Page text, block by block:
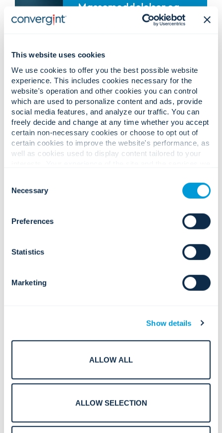
This website uses cookies
We use cookies to offer you the best possible website
experience. This includes cookies necessary for the
website's operation and other cookies you can control
which are used to personalize content and ads, provide
social media features, and analyze our traffic. You can
freely decide and change at any time whether you accept
certain non-necessary cookies or choose to opt out of
certain cookies to improve the website's performance, as
well as cookies used to display content tailored to your
cookies. Click "Show details" below for more information
about who we share your information with.
Selection
Necessary
Preferences
Statistics
Marketing
Show details
ALLOW ALL
ALLOW SELECTION
Massemeddelelser og
personsøgersystemer.
alarmer, der leverer vigtige beskeder
campusser.
Skalerbare personsøgersystemer til
daglig drift og nødkommunikation.
Multikanal-alarmering
Samtidig levering på tværs af
højttalere, skærme, mobile enheder
og stationære computere.
Tovejskommunikation til verifikation,
nødopkaldspunkter til campusser,
Operationelle
samarbejdsplatforme.